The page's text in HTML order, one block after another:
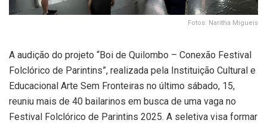
Fotos: Naritha Migueis
A audição do projeto “Boi de Quilombo – Conexão Festival
Folclórico de Parintins”, realizada pela Instituição Cultural e
Educacional Arte Sem Fronteiras no último sábado, 15,
reuniu mais de 40 bailarinos em busca de uma vaga no
Festival Folclórico de Parintins 2025. A seletiva visa formar